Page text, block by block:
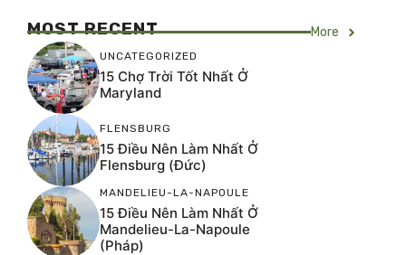
MOST RECENT More
UNCATEGORIZED
15 Chợ Trời Tốt Nhất Ở
Maryland
FLENSBURG
15 Điều Nên Làm Nhất Ở
Flensburg (Đức)
MANDELIEU-LA-NAPOULE
15 Điều Nên Làm Nhất Ở
Mandelieu-La-Napoule
(Pháp)